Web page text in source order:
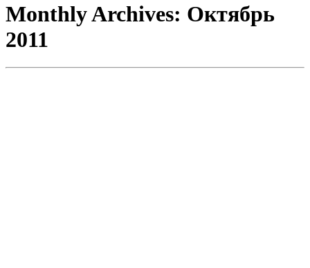
Monthly Archives: Октябрь
2011